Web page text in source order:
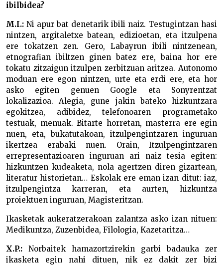
ibilbidea?
M.I.: Ni apur bat denetarik ibili naiz. Testugintzan hasi
nintzen, argitaletxe batean, edizioetan, eta itzulpena
ere tokatzen zen. Gero, Labayrun ibili nintzenean,
etnografian ibiltzen ginen batez ere, baina hor ere
tokatu zitzaigun itzulpen zerbitzuan aritzea. Autonomo
moduan ere egon nintzen, urte eta erdi ere, eta hor
asko egiten genuen Google eta Sonyrentzat
lokalizazioa. Alegia, gune jakin bateko hizkuntzara
egokitzea, adibidez, telefonoaren programetako
testuak, menuak. Bitarte horretan, masterra ere egin
nuen, eta, bukatutakoan, itzulpengintzaren inguruan
ikertzea erabaki nuen. Orain, Itzulpengintzaren
errepresentazioaren inguruan ari naiz tesia egiten:
hizkuntzen kudeaketa, nola agertzen diren gizartean,
literatur historietan… Eskolak ere eman izan ditut: iaz,
itzulpengintza karreran, eta aurten, hizkuntza
proiektuen inguruan, Magisteritzan.
Ikasketak aukeratzerakoan zalantza asko izan nituen:
Medikuntza, Zuzenbidea, Filologia, Kazetaritza…
X.P.: Norbaitek hamazortzirekin garbi badauka zer
ikasketa egin nahi dituen, nik ez dakit zer bizi